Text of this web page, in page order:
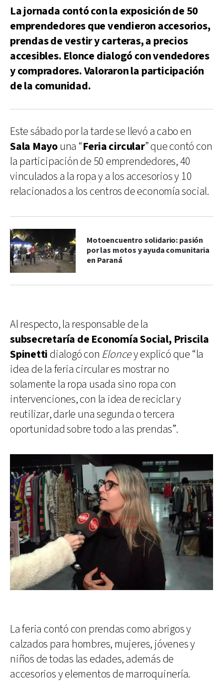
La jornada contó con la exposición de 50
emprendedores que vendieron accesorios,
prendas de vestir y carteras, a precios
accesibles. Elonce dialogó con vendedores
y compradores. Valoraron la participación
de la comunidad.
Este sábado por la tarde se llevó a cabo en
Sala Mayouna “Feria circular” que contó con
la participación de 50 emprendedores, 40
vinculados a la ropa y a los accesorios y 10
relacionados a los centros de economía social.
Motoencuentro solidario: pasión
por las motos y ayuda comunitaria
en Paraná
Al respecto, la responsable de la
subsecretaría de Economía Social, Priscila
Spinetti dialogó con Eloncey explicó que “la
idea de la feria circular es mostrar no
solamente la ropa usada sino ropa con
intervenciones, con la idea de reciclar y
reutilizar, darle una segunda o tercera
oportunidad sobre todo a las prendas”.
La feria contó con prendas como abrigos y
calzados para hombres, mujeres, jóvenes y
niños de todas las edades, además de
accesorios y elementos de marroquinería.